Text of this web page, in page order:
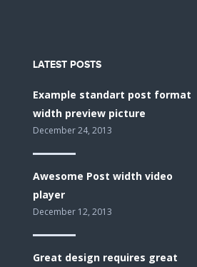
LATEST POSTS
Example standart post format
width preview picture
December 24, 2013
Awesome Post width video
player
December 12, 2013
Great design requires great